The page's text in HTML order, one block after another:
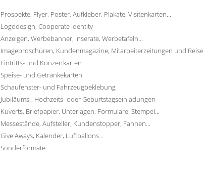
Prospekte, Flyer, Poster, Aufkleber, Plakate, Visitenkarten...
Logodesign, Cooperate Identity
Anzeigen, Werbebanner, Inserate, Werbetafeln...
Imagebroschüren, Kundenmagazine, Mitarbeiterzeitungen und
Eintritts- und Konzertkarten
Speise- und Getränkekarten
Schaufenster- und Fahrzeugbeklebung
Jubiläums-, Hochzeits- oder Geburtstagseinladungen
Kuverts, Briefpapier, Unterlagen, Formulare, Stempel...
Messestände, Aufsteller, Kundenstopper, Fahnen...
Give Aways, Kalender, Luftballons...
Sonderformate